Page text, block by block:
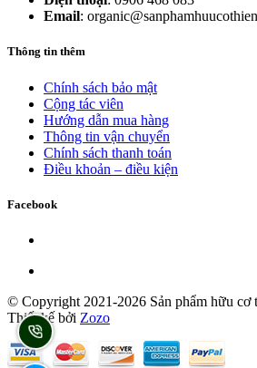
Email:
Thông tin thêm
Chính sách bảo mật
Cộng tác viên
Hướng dẫn mua hàng
Thông tin vận chuyển
Chính sách thanh toán
Điều khoản – điều kiện
Facebook
© Copyright 2021-2026 Sản phẩm hữu cơ
Thiết kế bởi Zozo